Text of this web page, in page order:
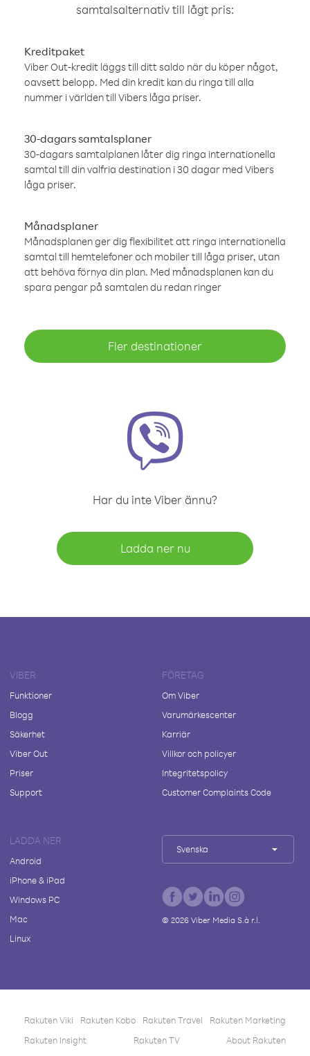
samtalsalternativ till lågt pris:
Kreditpaket
Viber Out-kredit läggs till ditt saldo när du köper något,
oavsett belopp. Med din kredit kan du ringa till alla
nummer i världen till Vibers låga priser.
30-dagars samtalsplaner
30-dagars samtalplanen låter dig ringa internationella
samtal till din valfria destination i 30 dagar med Vibers
låga priser.
Månadsplaner
Månadsplanen ger dig flexibilitet att ringa internationella
samtal till hemtelefoner och mobiler till låga priser, utan
att behöva förnya din plan. Med månadsplanen kan du
spara pengar på samtalen du redan ringer
Fler destinationer
Har du inte Viber ännu?
Ladda ner nu
VIBER
Funktioner
Blogg
Säkerhet
Viber Out
Priser
Support
FÖRETAG
Om Viber
Varumärkescenter
Karriär
Villkor och policyer
Integritetspolicy
Customer Complaints Code
LADDA NER
Android
iPhone & iPad
Windows PC
Mac
Linux
Svenska
© 2026Viber Media S.à r.l.
Rakuten Viki Rakuten Kobo Rakuten Travel
Rakuten Marketing
Rakuten Insight
Rakuten TV About Rakuten